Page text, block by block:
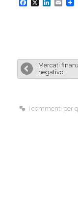
F
b
o
X
L
e
d
E
l
Mercati
negativo
I commenti per